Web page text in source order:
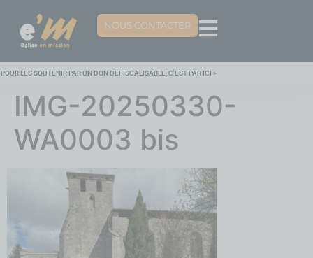
NOUS CONTACTER
POUR LES SOUTENIR PAR UN DON DÉFISCALISABLE, C'EST PAR ICI >
IMG-20250330-
WA0003 bis